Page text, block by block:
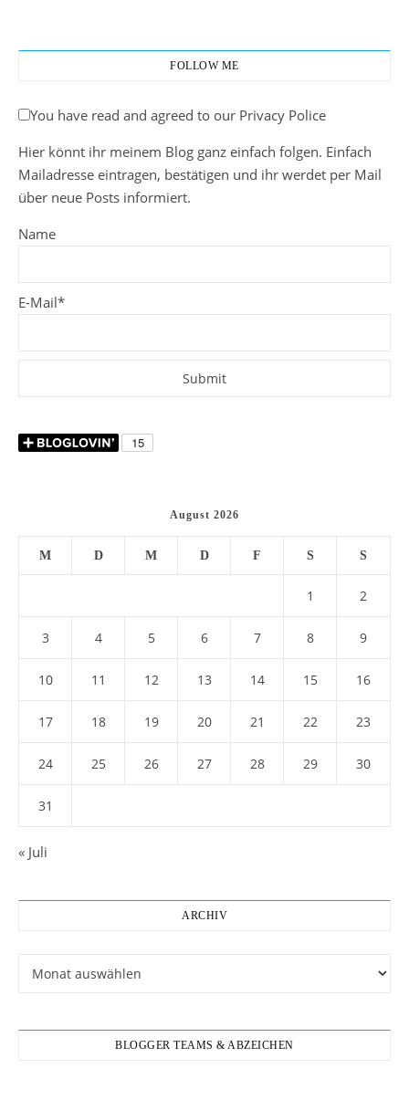
FOLLOW ME
You have read and agreed to our Privacy Police
Hier könnt ihr meinem Blog ganz einfach folgen. Einfach
Mailadresse eintragen, bestätigen und ihr werdet per Mail
über neue Posts informiert.
Name
E-Mail*
August 2026
M D M D F S S
1 2
3 4 5 6 7 8 9
10 11 12 13 14 15 16
17 18 19 20 21 22 23
24 25 26 27 28 29 30
31
« Juli
ARCHIV
BLOGGER TEAMS & ABZEICHEN